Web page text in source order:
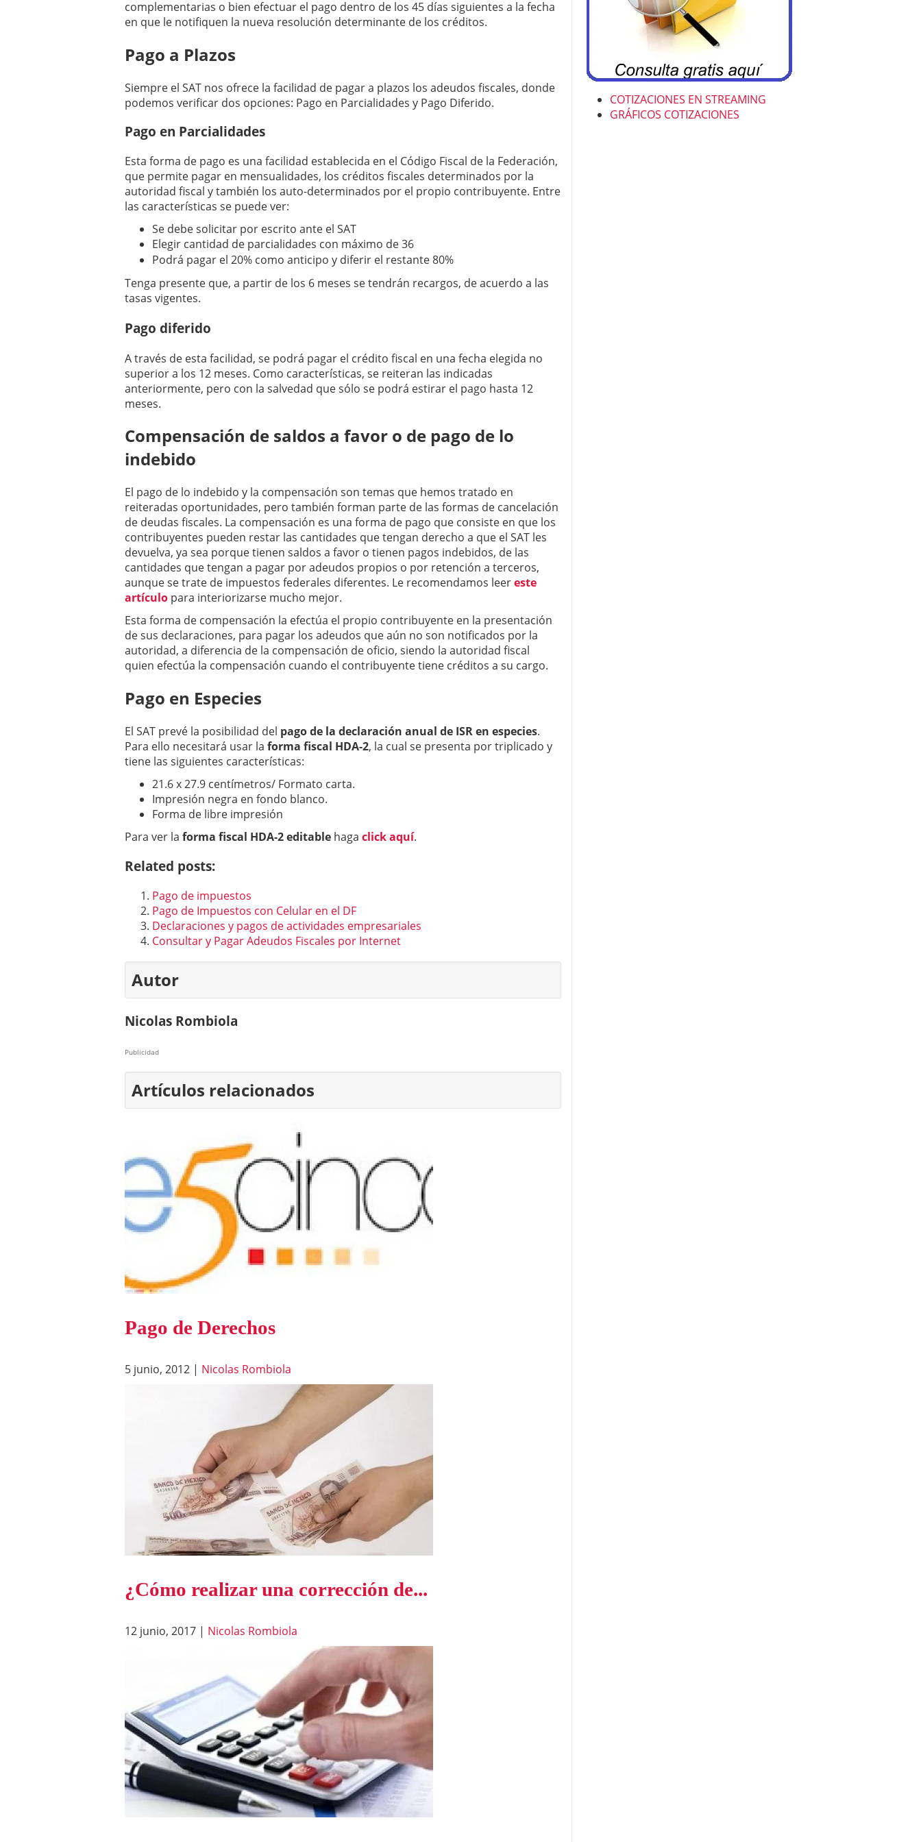
complementarias o bien efectuar el pago dentro de los 45 días siguientes a la fecha
en que le notifiquen la nueva resolución determinante de los créditos.
Pago a Plazos
Siempre el SAT nos ofrece la facilidad de pagar a plazos los adeudos fiscales, donde
podemos verificar dos opciones: Pago en Parcialidades y Pago Diferido.
Pago en Parcialidades
Esta forma de pago es una facilidad establecida en el Código Fiscal de la Federación,
que permite pagar en mensualidades, los créditos fiscales determinados por la
autoridad fiscal y también los auto-determinados por el propio contribuyente. Entre
las características se puede ver:
Se debe solicitar por escrito ante el SAT
Elegir cantidad de parcialidades con máximo de 36
Podrá pagar el 20% como anticipo y diferir el restante 80%
Tenga presente que, a partir de los 6 meses se tendrán recargos, de acuerdo a las
tasas vigentes.
Pago diferido
A través de esta facilidad, se podrá pagar el crédito fiscal en una fecha elegida no
superior a los 12 meses. Como características, se reiteran las indicadas
anteriormente, pero con la salvedad que sólo se podrá estirar el pago hasta 12
meses.
Compensación de saldos a favor o de pago de lo
indebido
El pago de lo indebido y la compensación son temas que hemos tratado en
reiteradas oportunidades, pero también forman parte de las formas de cancelación
de deudas fiscales. La compensación es una forma de pago que consiste en que los
contribuyentes pueden restar las cantidades que tengan derecho a que el SAT les
devuelva, ya sea porque tienen saldos a favor o tienen pagos indebidos, de las
cantidades que tengan a pagar por adeudos propios o por retención a terceros,
aunque se trate de impuestos federales diferentes. Le recomendamos leereste
artículo para interiorizarse mucho mejor.
Esta forma de compensación la efectúa el propio contribuyente en la presentación
de sus declaraciones, para pagar los adeudos que aún no son notificados por la
autoridad, a diferencia de la compensación de oficio, siendo la autoridad fiscal
quien efectúa la compensación cuando el contribuyente tiene créditos a su cargo.
Pago en Especies
El SAT prevé la posibilidad del pago de la declaración anual de ISR en especies.
Para ello necesitará usar la forma fiscal HDA-2, la cual se presenta por triplicado y
tiene las siguientes características:
21.6 x 27.9 centímetros/ Formato carta.
Impresión negra en fondo blanco.
Forma de libre impresión
Para ver la forma fiscal HDA-2editable haga click aquí.
Related posts:
Pago de impuestos
Pago de Impuestos con Celular en el DF
Declaraciones y pagos de actividades empresariales
Consultar y Pagar Adeudos Fiscales por Internet
Autor
Nicolas Rombiola
Publicidad
Artículos relacionados
Pago de Derechos
5 junio, 2012 | Nicolas Rombiola
¿Cómo realizar una corrección de...
12 junio, 2017 | Nicolas Rombiola
COTIZACIONES EN STREAMING
GRÁFICOS COTIZACIONES